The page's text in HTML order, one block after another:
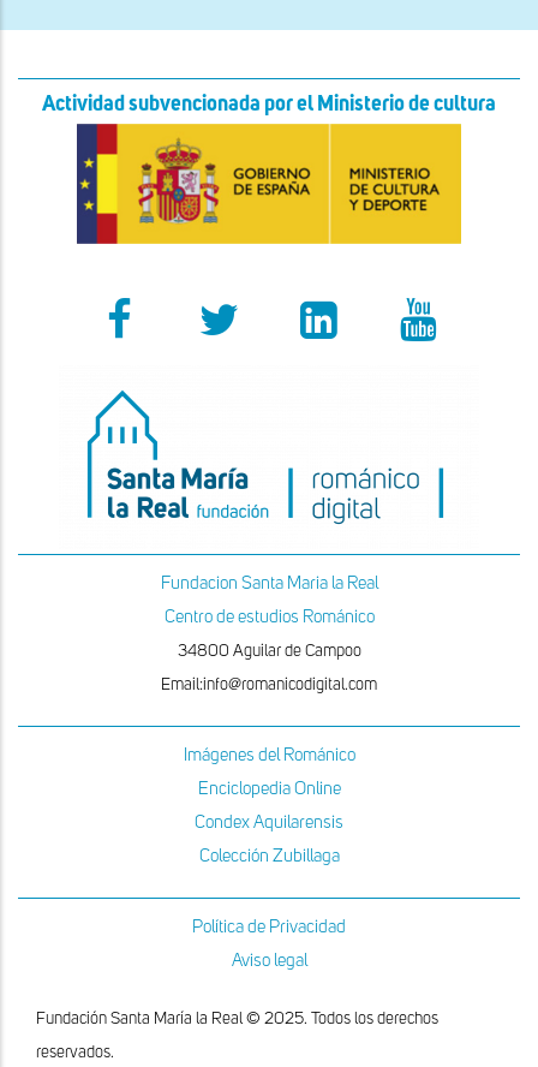
Actividad subvencionada por el Ministerio de cultura
Fundacion Santa Maria la Real
Centro de estudios Románico
34800 Aguilar de Campoo
Email:info@romanicodigital.com
Imágenes del Románico
Enciclopedia Online
Condex Aquilarensis
Colección Zubillaga
Política de Privacidad
Aviso legal
Fundación Santa María la Real © 2025. Todos los derechos
reservados.